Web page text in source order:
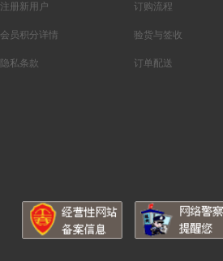
注册新用户
会员积分详情
隐私条款
订购流程
验货与签收
订单配送